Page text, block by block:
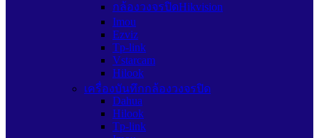
กล้องวงจรปิดHikvision
Imou
Ezviz
Tp-link
Vstarcam
Hilook
เครื่องบันทึกกล้องวงจรปิด
Dahua
Hilook
Tp-link